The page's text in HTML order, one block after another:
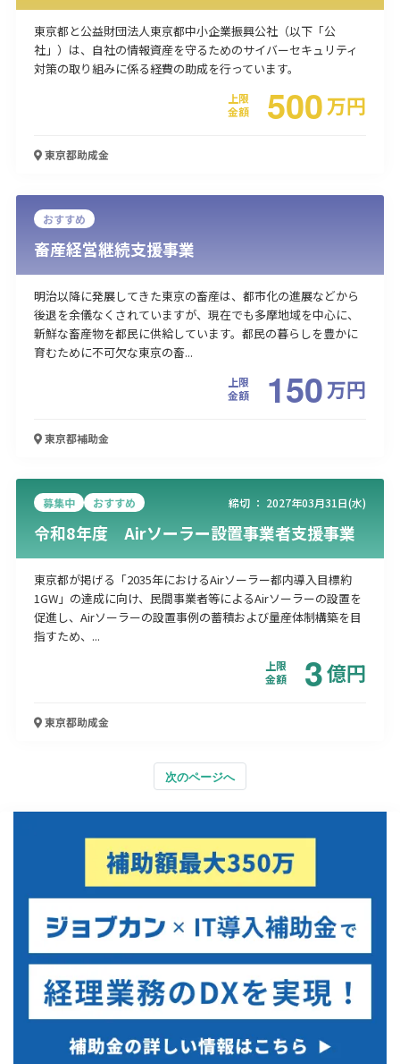
東京都と公益財団法人東京都中小企業振興公社（以下「公
社」）は、自社の情報資産を守るためのサイバーセキュリティ
対策の取り組みに係る経費の助成を行っています。
上限
金額
500万円
東京都助成金
おすすめ
畜産経営継続支援事業
明治以降に発展してきた東京の畜産は、都市化の進展などから
後退を余儀なくされていますが、現在でも多摩地域を中心に、
新鮮な畜産物を都民に供給しています。都民の暮らしを豊かに
育むために不可欠な東京の畜...
上限
金額
150万円
東京都補助金
募集中 おすすめ 締切 ： 2027年03月31日(水)
令和8年度 Airソーラー設置事業者支援事業
東京都が掲げる「2035年におけるAirソーラー都内導入目標約
1GW」の達成に向け、民間事業者等によるAirソーラーの設置を
促進し、Airソーラーの設置事例の蓄積および量産体制構築を目
指すため、...
上限
金額
3億円
東京都助成金
次のページへ